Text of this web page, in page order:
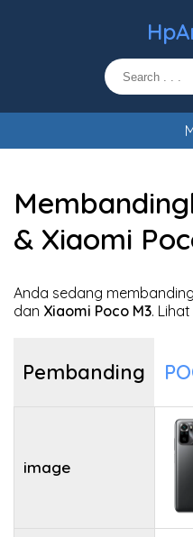
& Xiaomi
Anda sedang
dan Xiaomi Poco M3.
Pembanding
image